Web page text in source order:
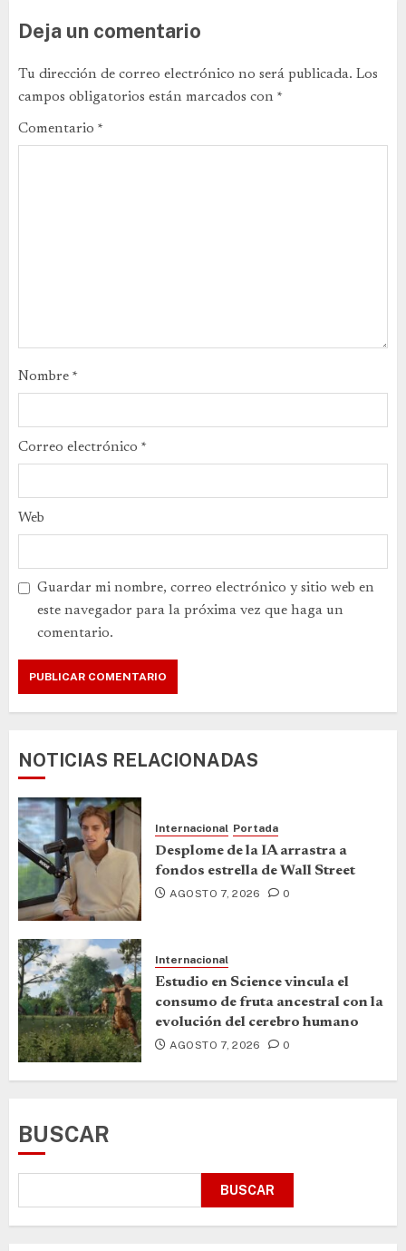
Deja un comentario
Tu dirección de correo electrónico no será publicada. Los
campos obligatorios están marcados con *
Comentario *
Nombre *
Correo electrónico *
Web
Guardar mi nombre, correo electrónico y sitio web en
este navegador para la próxima vez que haga un
comentario.
NOTICIAS RELACIONADAS
Internacional Portada
Desplome de la IA arrastra a
fondos estrella de Wall Street
AGOSTO 7, 2026 0
Internacional
Estudio en Science vincula el
consumo de fruta ancestral con la
evolución del cerebro humano
AGOSTO 7, 2026 0
BUSCAR
BUSCAR